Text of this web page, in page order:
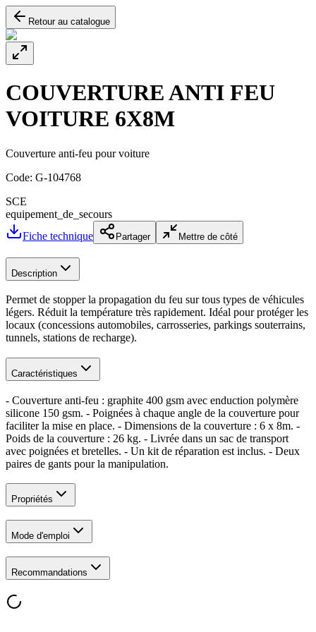
Retour au catalogue
COUVERTURE ANTI FEU
VOITURE 6X8M
Couverture anti-feu pour voiture
Code: G-104768
SCE
equipement_de_secours
Fiche technique
Partager Mettre de côté
Description
Permet de stopper la propagation du feu sur tous types de véhicules
légers. Réduit la température très rapidement. Idéal pour protéger les
locaux (concessions automobiles, carrosseries, parkings souterrains,
tunnels, stations de recharge).
Caractéristiques
- Couverture anti-feu : graphite 400 gsm avec enduction polymère
silicone 150 gsm. - Poignées à chaque angle de la couverture pour
faciliter la mise en place. - Dimensions de la couverture : 6 x 8m. -
Poids de la couverture : 26 kg. - Livrée dans un sac de transport
avec poignées et bretelles. - Un kit de réparation est inclus. - Deux
paires de gants pour la manipulation.
Propriétés
Mode d'emploi
Recommandations